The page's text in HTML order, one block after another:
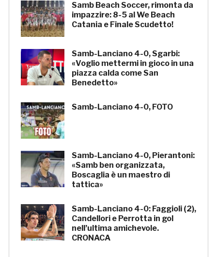
Samb Beach Soccer, rimonta da
impazzire: 8-5 al We Beach
Catania e Finale Scudetto!
Samb-Lanciano 4-0, Sgarbi:
«Voglio mettermi in gioco in una
piazza calda come San
Benedetto»
Samb-Lanciano 4-0, FOTO
Samb-Lanciano 4-0, Pierantoni:
«Samb ben organizzata,
Boscaglia è un maestro di
tattica»
Samb-Lanciano 4-0: Faggioli (2),
Candellori e Perrotta in gol
nell’ultima amichevole.
CRONACA